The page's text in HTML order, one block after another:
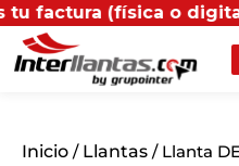
(física o digital) en
Inicio / Llantas / Llanta